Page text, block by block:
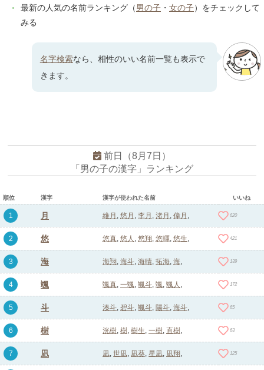
最新の人気の名前ランキング（男の子 ・ 女の子）をチェックして
みる
名字検索なら、相性のいい名前一覧も表示で
きます。
前日（8月7日）
「男の子の漢字」ランキング
順位 漢字 漢字が使われた名前 いいね
1 月 維月 悠月 李月 渚月 偉月 620
2 悠 悠真 悠人 悠翔 悠暉 悠生 421
3 海 海翔 海斗 海晴 拓海 海 139
4 颯 颯真 一颯 颯斗 颯 颯人 172
5 斗 湊斗 碧斗 颯斗 陽斗 海斗 65
6 樹 洸樹 樹 樹生 一樹 直樹 63
7 凪 凪 世凪 凪葵 星凪 凪翔 125